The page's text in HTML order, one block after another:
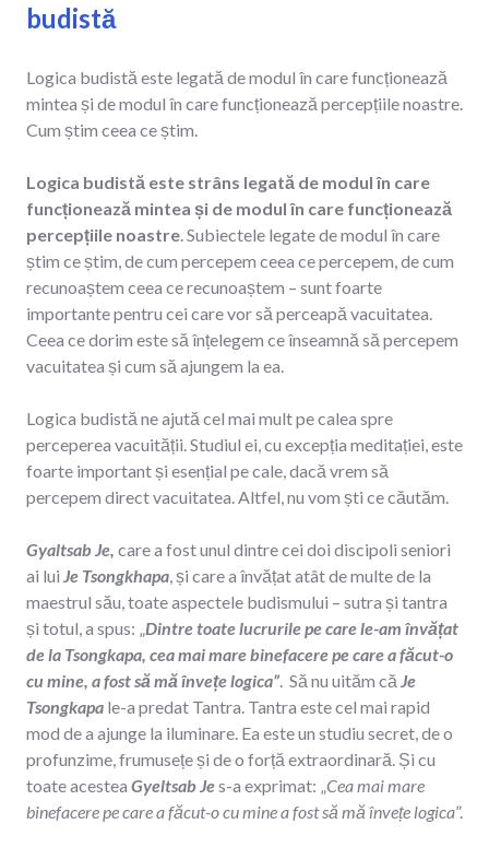
budistă
Logica budistă este legată de modul în care funcționează
mintea și de modul în care funcționează percepțiile noastre.
Cum știm ceea ce știm.
Logica budistă este strâns legată de modul în care
funcționează mintea și de modul în care funcționează
percepțiile noastre. Subiectele legate de modul în care
știm ce știm, de cum percepem ceea ce percepem, de cum
recunoaștem ceea ce recunoaștem – sunt foarte
importante pentru cei care vor să perceapă vacuitatea.
Ceea ce dorim este să înțelegem ce înseamnă să percepem
vacuitatea și cum să ajungem la ea.
Logica budistă ne ajută cel mai mult pe calea spre
perceperea vacuității. Studiul ei, cu excepția meditației, este
foarte important și esențial pe cale, dacă vrem să
percepem direct vacuitatea. Altfel, nu vom ști ce căutăm.
Gyaltsab Je, care a fost unul dintre cei doi discipoli seniori
ai lui Je Tsongkhapa, și care a învățat atât de multe de la
maestrul său, toate aspectele budismului – sutra și tantra
și totul, a spus: „Dintre toate lucrurile pe care le-am învățat
de la Tsongkapa, cea mai mare binefacere pe care a făcut-o
cu mine, a fost să mă învețe logica”. Să nu uităm că Je
Tsongkapa le-a predat Tantra. Tantra este cel mai rapid
mod de a ajunge la iluminare. Ea este un studiu secret, de o
profunzime, frumusețe și de o forță extraordinară. Și cu
toate acestea Gyeltsab Jes-a exprimat: „Cea mai mare
binefacere pe care a făcut-o cu mine a fost să mă învețe logica”.